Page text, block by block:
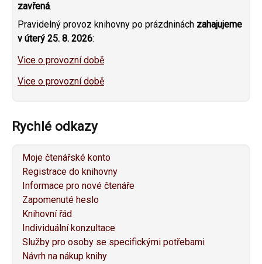
zavřená.
Pravidelný provoz knihovny po prázdninách zahajujeme
v úterý 25. 8. 2026:
Vice o provozní době
Vice o provozní době
Rychlé odkazy
Moje čtenářské konto
Registrace do knihovny
Informace pro nové čtenáře
Zapomenuté heslo
Knihovní řád
Individuální konzultace
Služby pro osoby se specifickými potřebami
Návrh na nákup knihy